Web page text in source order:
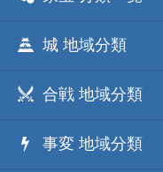
城 地域分類
合戦 地域分類
事変 地域分類